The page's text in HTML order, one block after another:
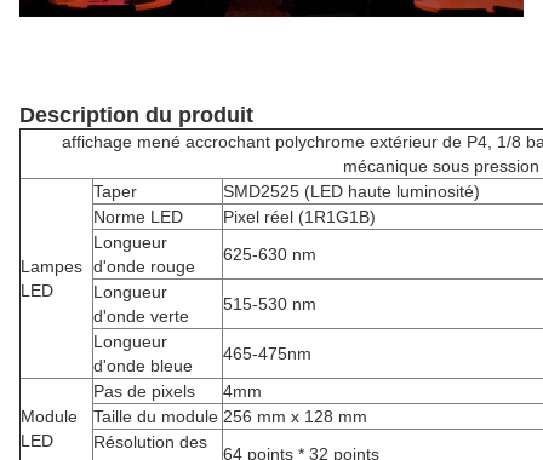
Description du produit
affichage mené accrochant polychrome extérieur de P4, 1/8
mécanique sous pression
Lampes
LED
Taper
SMD2525 (LED haute luminosité)
Norme LED
Pixel réel (1R1G1B)
Longueur
d'onde rouge
625-630 nm
Longueur
d'onde verte
515-530 nm
Longueur
d'onde bleue
465-475nm
Module
LED
Pas de pixels
4mm
Taille du module 256 mm x 128 mm
Résolution des
64 points * 32 points